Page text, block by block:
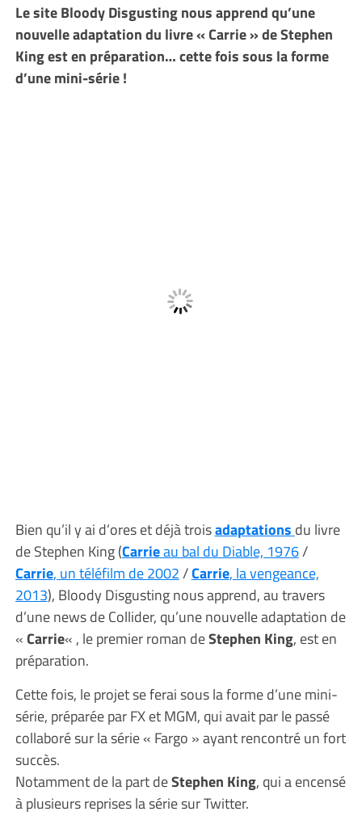
Le site Bloody Disgusting nous apprend qu’une
nouvelle adaptation du livre « Carrie » de Stephen
King est en préparation… cette fois sous la forme
d’une mini-série !
Bien qu’il y ai d’ores et déjà troisadaptations du livre
de Stephen King (Carrieau bal du Diable, 1976/
Carrie, un téléfilm de 2002/Carrie, la vengeance,
2013), Bloody Disgusting nous apprend, au travers
d’une news de Collider, qu’une nouvelle adaptation de
«Carrie« , le premier roman deStephen King, est en
préparation.
Cette fois, le projet se ferai sous la forme d’une mini-
série, préparée par FX et MGM, qui avait par le passé
collaboré sur la série « Fargo » ayant rencontré un fort
succès.
Notamment de la part deStephen King, qui a encensé
à plusieurs reprises la série sur Twitter.